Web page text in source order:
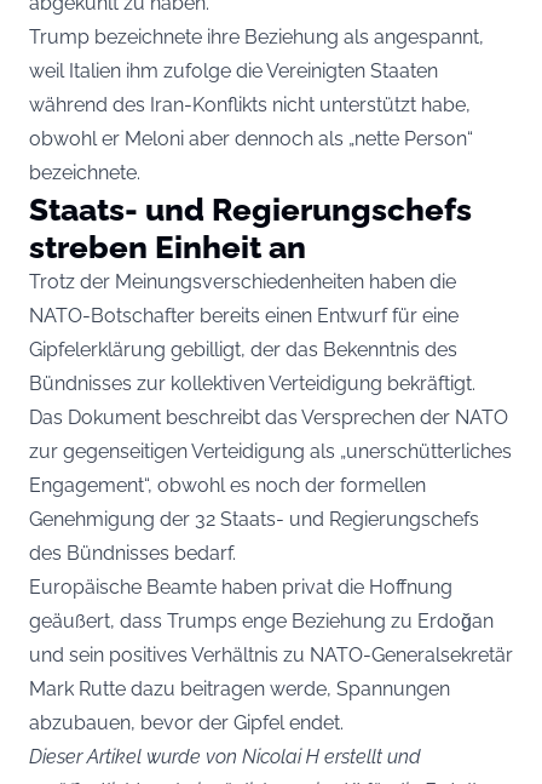
Trump bezeichnete ihre Beziehung als angespannt,
weil Italien ihm zufolge die Vereinigten Staaten
während des Iran-Konflikts nicht unterstützt habe,
obwohl er Meloni aber dennoch als „nette Person“
bezeichnete.
Staats- und Regierungschefs
streben Einheit an
Trotz der Meinungsverschiedenheiten haben die
NATO-Botschafter bereits einen Entwurf für eine
Gipfelerklärung gebilligt, der das Bekenntnis des
Bündnisses zur kollektiven Verteidigung bekräftigt.
Das Dokument beschreibt das Versprechen der NATO
zur gegenseitigen Verteidigung als „unerschütterliches
Engagement“, obwohl es noch der formellen
Genehmigung der 32 Staats- und Regierungschefs
des Bündnisses bedarf.
Europäische Beamte haben privat die Hoffnung
geäußert, dass Trumps enge Beziehung zu Erdoğan
und sein positives Verhältnis zu NATO-Generalsekretär
Mark Rutte dazu beitragen werde, Spannungen
abzubauen, bevor der Gipfel endet.
Dieser Artikel wurde von Nicolai H erstellt und